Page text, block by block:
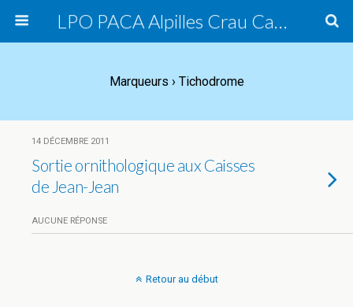
LPO PACA Alpilles Crau Camargue, groupe local
Marqueurs › Tichodrome
14 DÉCEMBRE 2011
Sortie ornithologique aux Caisses
de Jean-Jean
AUCUNE RÉPONSE
Retour au début